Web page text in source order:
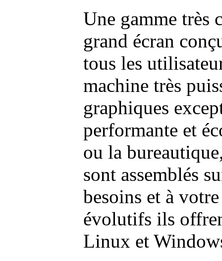
Une gamme très
grand écran
tous les
machine très
graphiques
performante et
ou la
sont assemblés
besoins et à
évolutifs ils
Linux et